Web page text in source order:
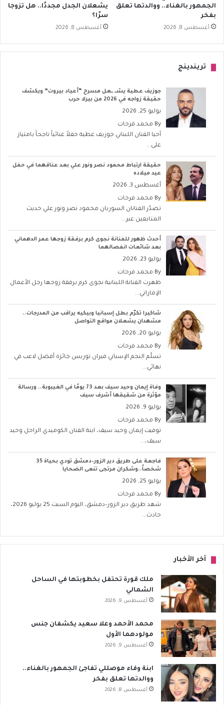
الجمهور بالغناء.. ووالدتها تعلق
بفخر
أغسطس 8, 2026
يشعلان الجدل مجددًا.. هل تزوجا
سرًا؟
أغسطس 8, 2026
تريندينج
جوزيف عطية يشــ ــعل مسرح “أعياد بيروت” ويكشف
حقيقة زواجه في 2026 من بيرلا حرب
يوليو 25, 2026
By محمد فرحات
أحيا الفنان اللبناني جوزيف عطية حفلاً غنائياً ناجحاً بامتياز
على...
حقيقة ارتباط محمود نصر ونور علي بعد عناقهما في حفل
عيد ميلاده
أغسطس 3, 2026
By محمد فرحات
تصدّر الفنانان السوريان محمود نصر ونور علي حديث
المتابعين عبر...
أحدث ظهور للفنانة نجوى كرم برفقة زوجها عمر الدهماني
بعد شائعات انفصالهما
يوليو 23, 2026
By محمد فرحات
ظهرت الفنانة اللبنانية نجوى كرم برفقة زوجها رجل الأعمال
الإماراتي...
شاكيرا تكرّم بطل إسبانيا وبيكيه يراقب من المدرجات..
مشهدان يشعلان مواقع التواصل
يوليو 20, 2026
By محمد فرحات
تسلّم النجم الإسباني فيران توريس جائزة أفضل لاعب في
نهائي...
وفاة إيمان وحيد سيف بعد 73 يومًا في الغيبوبة.. ورسالة
مؤثرة من شقيقها أشرف سيف
يوليو 9, 2026
By محمد فرحات
توفيت إيمان وحيد سيف، ابنة الفنان الكوميدي الراحل وحيد
سيف،...
فاجعة على طريق دير الزور–دمشق تودي بحياة 35
شخصاً..وشكران مرتجى تنعى الضحايا
يوليو 25, 2026
By محمد فرحات
شهد طريق دير الزور–دمشق، اليوم السبت 25 يوليو 2026،
حادث...
آخر الأخبار
ملك قورة تحتفل بخطوبتها في الساحل
الشمالي
أغسطس 9, 2026
محمد الأحمد وعلا سعيد يكشفان جنس
مولودهما الأول
أغسطس 9, 2026
ابنة وفاء موصللي تفاجئ الجمهور بالغناء..
ووالدتها تعلق بفخر
أغسطس 8, 2026